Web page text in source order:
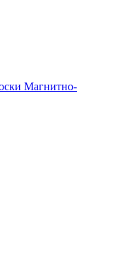
Магнитно-